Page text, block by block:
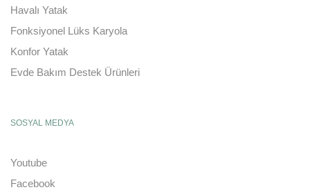
Havalı Yatak
Fonksiyonel Lüks Karyola
Konfor Yatak
Evde Bakım Destek Ürünleri
SOSYAL MEDYA
Youtube
Facebook